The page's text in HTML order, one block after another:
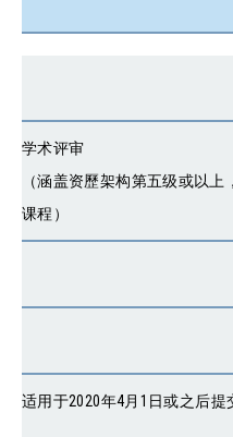
学术评审
（涵盖资歷架构第五级或以
课程）
适用于2020年4月1日或之后提